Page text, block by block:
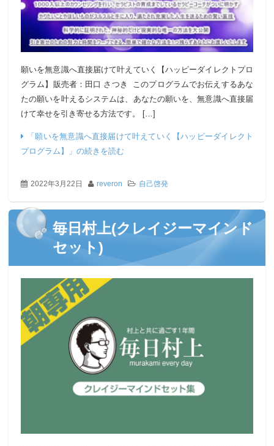
願いを無意識へ直接届けて叶えていく【ハッピーダイレクトプロ
グラム】販売者：田口 さつき このプログラムでお伝えするあな
たの願いを叶えるシステムは、あなたの願いを、無意識へ直接届
けて幸せを引き寄せる方法です。 […]
「願いを無意識へ直接届けて叶えていく【ハッピーダイレクト
プログラム】」の続きを読む
2022年3月22日 reveron 自己啓発
毎日村上(クレイジーマインド
セット)